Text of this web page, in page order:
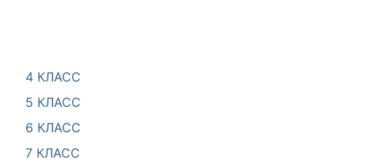
4 КЛАСС
5 КЛАСС
6 КЛАСС
7 КЛАСС